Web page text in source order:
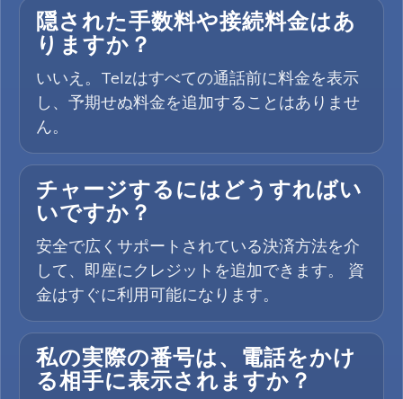
隠された手数料や接続料金はあ
りますか？
いいえ。Telzはすべての通話前に料金を表示
し、予期せぬ料金を追加することはありませ
ん。
チャージするにはどうすればい
いですか？
安全で広くサポートされている決済方法を介
して、即座にクレジットを追加できます。 資
金はすぐに利用可能になります。
私の実際の番号は、電話をかけ
る相手に表示されますか？